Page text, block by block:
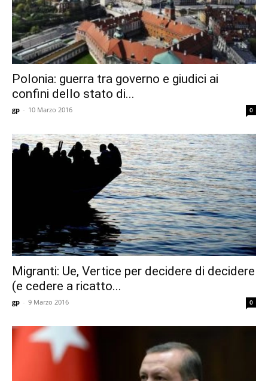
Polonia: guerra tra governo e giudici ai
confini dello stato di...
gp - 10 Marzo 2016 0
Migranti: Ue, Vertice per decidere di decidere
(e cedere a ricatto...
gp - 9 Marzo 2016 0